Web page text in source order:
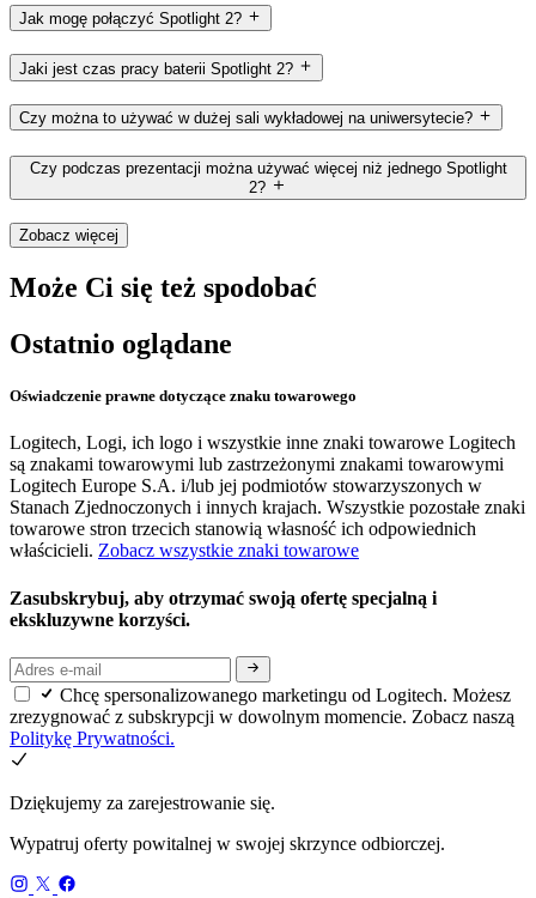
Jak mogę połączyć Spotlight 2?
Jaki jest czas pracy baterii Spotlight 2?
Czy można to używać w dużej sali wykładowej na uniwersytecie?
Czy podczas prezentacji można używać więcej niż jednego Spotlight
2?
Zobacz więcej
Może Ci się też spodobać
Ostatnio oglądane
Oświadczenie prawne dotyczące znaku towarowego
Logitech, Logi, ich logo i wszystkie inne znaki towarowe Logitech
są znakami towarowymi lub zastrzeżonymi znakami towarowymi
Logitech Europe S.A. i/lub jej podmiotów stowarzyszonych w
Stanach Zjednoczonych i innych krajach. Wszystkie pozostałe znaki
towarowe stron trzecich stanowią własność ich odpowiednich
właścicieli. Zobacz wszystkie znaki towarowe
Zasubskrybuj, aby otrzymać swoją ofertę specjalną i
ekskluzywne korzyści.
Chcę spersonalizowanego marketingu od Logitech. Możesz
zrezygnować z subskrypcji w dowolnym momencie. Zobacz naszą
Politykę Prywatności.
Dziękujemy za zarejestrowanie się.
Wypatruj oferty powitalnej w swojej skrzynce odbiorczej.